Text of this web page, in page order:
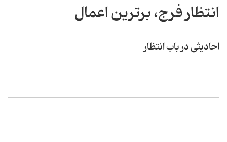
انتظار فرج، برترین اعمال
احادیثی در باب انتظار